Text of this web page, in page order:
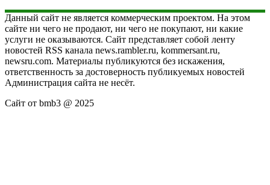
Данный сайт не является коммерческим проектом. На этом
сайте ни чего не продают, ни чего не покупают, ни какие
услуги не оказываются. Сайт представляет собой ленту
новостей RSS канала news.rambler.ru, kommersant.ru,
newsru.com. Материалы публикуются без искажения,
ответственность за достоверность публикуемых новостей
Администрация сайта не несёт.
Сайт от bmb3 @ 2025